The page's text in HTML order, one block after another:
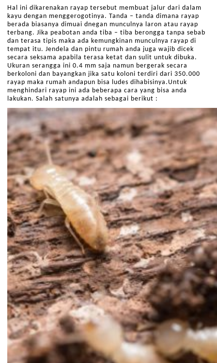
Hal ini dikarenakan rayap tersebut membuat jalur dari dalam
kayu dengan menggerogotinya. Tanda – tanda dimana rayap
berada biasanya dimuai dnegan munculnya laron atau rayap
terbang. Jika peabotan anda tiba – tiba berongga tanpa sebab
dan terasa tipis maka ada kemungkinan munculnya rayap di
tempat itu. Jendela dan pintu rumah anda juga wajib dicek
secara seksama apabila terasa ketat dan sulit untuk dibuka.
Ukuran serangga ini 0.4 mm saja namun bergerak secara
berkoloni dan bayangkan jika satu koloni terdiri dari 350.000
rayap maka rumah andapun bisa ludes dihabisinya.Untuk
menghindari rayap ini ada beberapa cara yang bisa anda
lakukan. Salah satunya adalah sebagai berikut :